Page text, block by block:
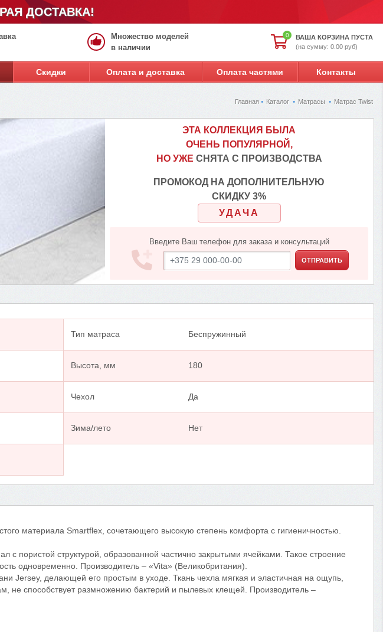
ДОСТАВКА!
0
ВАША КОРЗИНА ПУСТА
(на сумму: 0.00 руб)
Множество моделей
в наличии
Скидки Оплата и доставка Оплата частями Контакты
Главная Каталог Матрасы Матрас Twist
ЭТА КОЛЛЕКЦИЯ БЫЛА
ОЧЕНЬ ПОПУЛЯРНОЙ,
НО УЖЕ СНЯТА С ПРОИЗВОДСТВА
ПРОМОКОД НА ДОПОЛНИТЕЛЬНУЮ
СКИДКУ 3%
УДАЧА
Введите Ваш телефон для заказа и консультаций
ОТПРАВИТЬ
Тип матраса Беспружинный
Высота, мм 180
Чехол Да
Зима/лето Нет
материала Smartflex, сочетающего высокую степень комфорта с гигиеничностью.
пористой структурой, образованной частично закрытыми ячейками. Такое строение
одновременно. Производитель – «Vita» (Великобритания).
Jersey, делающей его простым в уходе. Ткань чехла мягкая и эластичная на ощупь,
не способствует размножению бактерий и пылевых клещей. Производитель –